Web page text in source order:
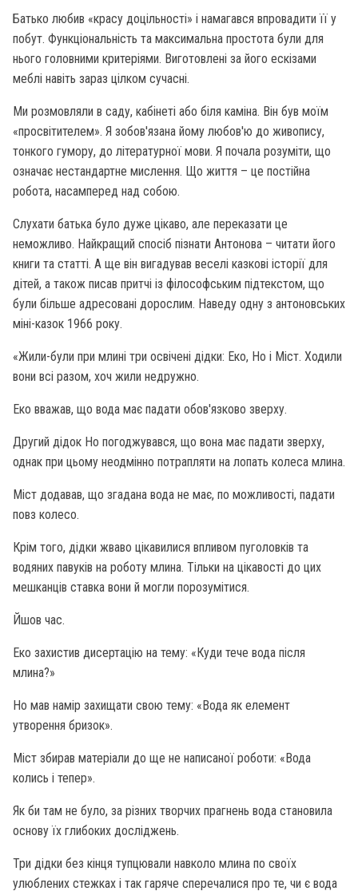
Батько любив «красу доцільності» і намагався впровадити її у
побут. Функціональність та максимальна простота були для
нього головними критеріями. Виготовлені за його ескізами
меблі навіть зараз цілком сучасні.
Ми розмовляли в саду, кабінеті або біля каміна. Він був моїм
«просвітителем». Я зобов'язана йому любов'ю до живопису,
тонкого гумору, до літературної мови. Я почала розуміти, що
означає нестандартне мислення. Що життя – це постійна
робота, насамперед над собою.
Слухати батька було дуже цікаво, але переказати це
неможливо. Найкращий спосіб пізнати Антонова – читати його
книги та статті. А ще він вигадував веселі казкові історії для
дітей, а також писав притчі із філософським підтекстом, що
були більше адресовані дорослим. Наведу одну з антоновських
міні-казок 1966 року.
«Жили-були при млині три освічені дідки: Еко, Но і Міст. Ходили
вони всі разом, хоч жили недружно.
Еко вважав, що вода має падати обов'язково зверху.
Другий дідок Но погоджувався, що вона має падати зверху,
однак при цьому неодмінно потрапляти на лопать колеса млина.
Міст додавав, що згадана вода не має, по можливості, падати
повз колесо.
Крім того, дідки жваво цікавилися впливом пуголовків та
водяних павуків на роботу млина. Тільки на цікавості до цих
мешканців ставка вони й могли порозумітися.
Йшов час.
Еко захистив дисертацію на тему: «Куди тече вода після
млина?»
Но мав намір захищати свою тему: «Вода як елемент
утворення бризок».
Міст збирав матеріали до ще не написаної роботи: «Вода
колись і тепер».
Як би там не було, за різних творчих прагнень вода становила
основу їх глибоких досліджень.
Три дідки без кінця тупцювали навколо млина по своїх
улюблених стежках і так гаряче сперечалися про те, чи є вода